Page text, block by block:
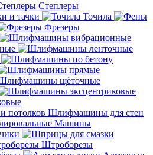
Степлеры
и тачки
Точила
Фрезеры
Шлифмашины для стен
Машины
Штроборезы